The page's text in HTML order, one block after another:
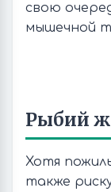
свою
мышечной
Рыбий
Хотя
также